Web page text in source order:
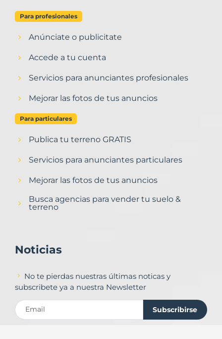
Para profesionales
Anúnciate o publicitate
Accede a tu cuenta
Servicios para anunciantes profesionales
Mejorar las fotos de tus anuncios
Para particulares
Publica tu terreno GRATIS
Servicios para anunciantes particulares
Mejorar las fotos de tus anuncios
Busca agencias para vender tu suelo &
terreno
Noticias
No te pierdas nuestras últimas noticas y
subscribete ya a nuestra Newsletter
Subscribirse